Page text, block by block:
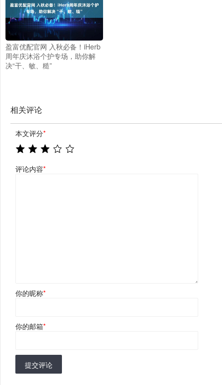
盈富优配官网 入秋必备！iHerb
周年庆沐浴个护专场，助你解
决“干、敏、糙”
相关评论
本文评分*
评论内容*
你的昵称*
你的邮箱*
提交评论